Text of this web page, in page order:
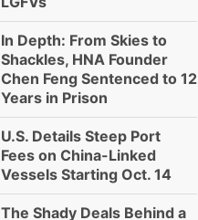
In Depth: From Skies to
Shackles, HNA Founder
Chen Feng Sentenced to 12
Years in Prison
U.S. Details Steep Port
Fees on China-Linked
Vessels Starting Oct. 14
The Shady Deals Behind a